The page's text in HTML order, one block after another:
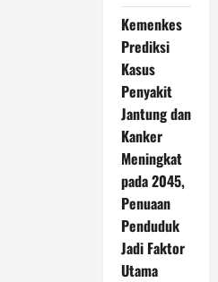
Kemenkes
Prediksi
Kasus
Penyakit
Jantung dan
Kanker
Meningkat
pada 2045,
Penuaan
Penduduk
Jadi Faktor
Utama